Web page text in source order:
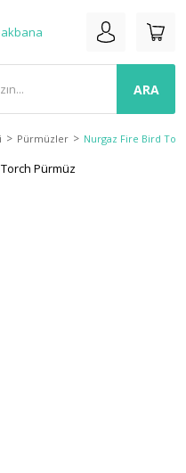
ARA
Pürmüzler Nurgaz Fire Bird